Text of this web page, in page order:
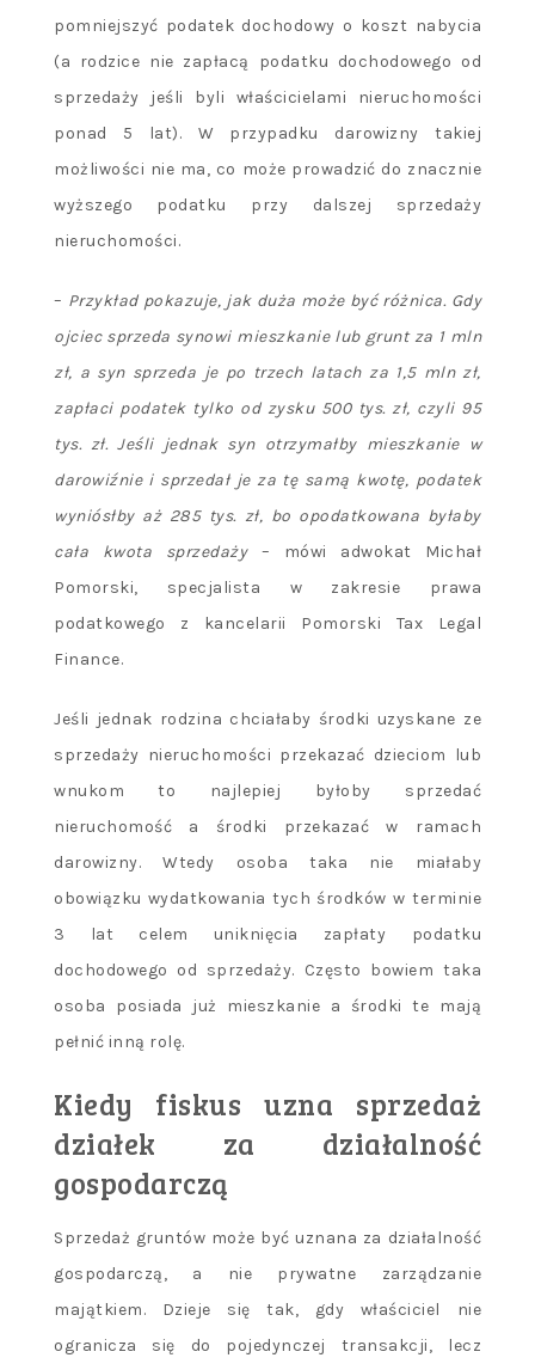
pomniejszyć podatek dochodowy o koszt nabycia
(a rodzice nie zapłacą podatku dochodowego od
sprzedaży jeśli byli właścicielami nieruchomości
ponad 5 lat). W przypadku darowizny takiej
możliwości nie ma, co może prowadzić do znacznie
wyższego podatku przy dalszej sprzedaży
nieruchomości.
– Przykład pokazuje, jak duża może być różnica. Gdy
ojciec sprzeda synowi mieszkanie lub grunt za 1 mln
zł, a syn sprzeda je po trzech latach za 1,5 mln zł,
zapłaci podatek tylko od zysku 500 tys. zł, czyli 95
tys. zł. Jeśli jednak syn otrzymałby mieszkanie w
darowiźnie i sprzedał je za tę samą kwotę, podatek
wyniósłby aż 285 tys. zł, bo opodatkowana byłaby
cała kwota sprzedaży– mówi adwokat Michał
Pomorski, specjalista w zakresie prawa
podatkowego z kancelarii Pomorski Tax Legal
Finance.
Jeśli jednak rodzina chciałaby środki uzyskane ze
sprzedaży nieruchomości przekazać dzieciom lub
wnukom to najlepiej byłoby sprzedać
nieruchomość a środki przekazać w ramach
darowizny. Wtedy osoba taka nie miałaby
obowiązku wydatkowania tych środków w terminie
3 lat celem uniknięcia zapłaty podatku
dochodowego od sprzedaży. Często bowiem taka
osoba posiada już mieszkanie a środki te mają
pełnić inną rolę.
Kiedy fiskus uzna sprzedaż
działek za działalność
gospodarczą
Sprzedaż gruntów może być uznana za działalność
gospodarczą, a nie prywatne zarządzanie
majątkiem. Dzieje się tak, gdy właściciel nie
ogranicza się do pojedynczej transakcji, lecz